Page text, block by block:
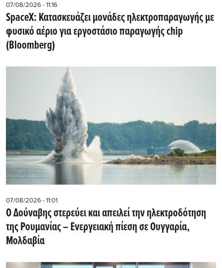
07/08/2026 - 11:16
SpaceX: Κατασκευάζει μονάδες ηλεκτροπαραγωγής με
φυσικό αέριο για εργοστάσιο παραγωγής chip
(Bloomberg)
07/08/2026 - 11:01
Ο Δούναβης στερεύει και απειλεί την ηλεκτροδότηση
της Ρουμανίας – Ενεργειακή πίεση σε Ουγγαρία,
Μολδαβία